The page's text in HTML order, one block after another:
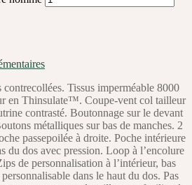
Tissus imperméable 8000
en Thinsulate™. Coupe-vent col tailleur
contrasté. Boutonnage sur le devant
métalliques sur bas de manches. 2
passepoilée à droite. Poche intérieure
du dos avec pression. Loop à l’encolure
de personnalisation à l’intérieur, bas
dans le haut du dos. Pas